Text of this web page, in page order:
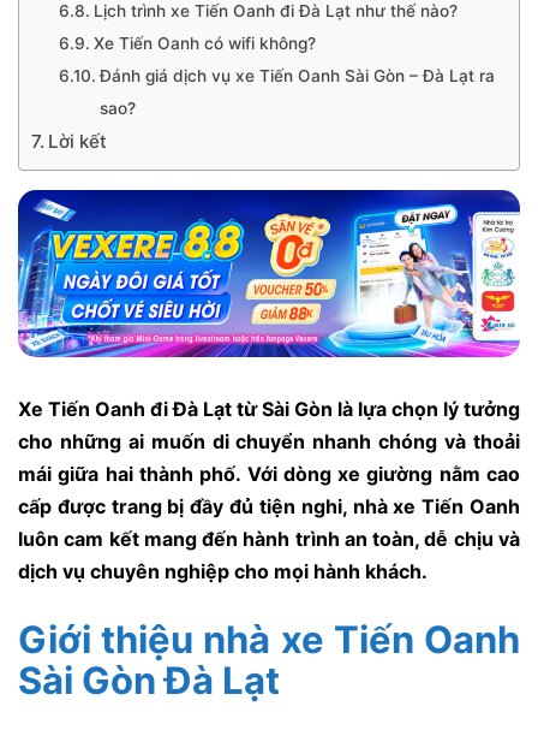
Lịch trình xe Tiến Oanh đi Đà Lạt như thế nào?
Xe Tiến Oanh có wifi không?
Đánh giá dịch vụ xe Tiến Oanh Sài Gòn – Đà Lạt ra
sao?
Lời kết
Xe Tiến Oanh đi Đà Lạt từ Sài Gòn là lựa chọn lý tưởng
cho những ai muốn di chuyển nhanh chóng và thoải
mái giữa hai thành phố. Với dòng xe giường nằm cao
cấp được trang bị đầy đủ tiện nghi, nhà xe Tiến Oanh
luôn cam kết mang đến hành trình an toàn, dễ chịu và
dịch vụ chuyên nghiệp cho mọi hành khách.
Giới thiệu nhà xe Tiến Oanh
Sài Gòn Đà Lạt